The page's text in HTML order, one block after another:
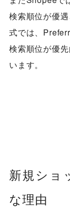
検索順位が優
式では、
検索順位が優
います。
新規ショ
な理由